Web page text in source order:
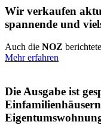
Wir verkaufen
spannende und
Auch die NOZ
Mehr erfahren
Die Ausgabe ist